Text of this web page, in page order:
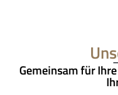
Gemeinsam für